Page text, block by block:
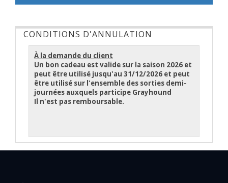
CONDITIONS D'ANNULATION
À la demande du client
Un bon cadeau est valide sur la saison 2026 et
peut être utilisé jusqu'au 31/12/2026 et peut
être utilisé sur l'ensemble des sorties demi-
journées auxquels participe Grayhound
Il n'est pas remboursable.